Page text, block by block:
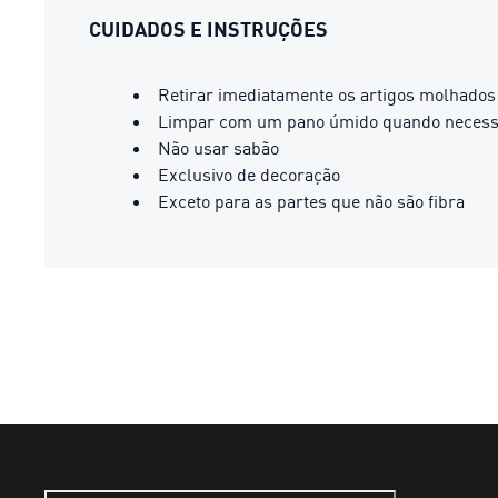
CUIDADOS E INSTRUÇÕES
Retirar imediatamente os artigos molhados
Limpar com um pano úmido quando
Não usar sabão
Exclusivo de decoração
Exceto para as partes que não são fibra